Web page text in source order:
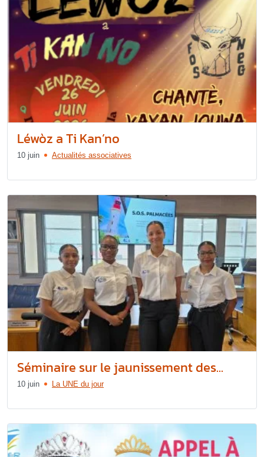
Léwòz a Ti Kan’no
10 juin Actualités associatives
Séminaire sur le jaunissement des...
10 juin La UNE du jour